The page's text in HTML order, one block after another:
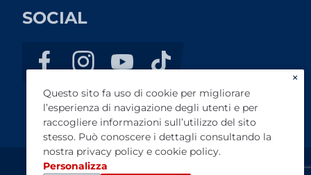
SOCIAL
×
Questo sito fa uso di cookie per migliorare
l’esperienza di navigazione degli utenti e per
raccogliere informazioni sull’utilizzo del sito
stesso. Può conoscere i dettagli consultando la
nostra privacy policy e cookie policy.
Personalizza